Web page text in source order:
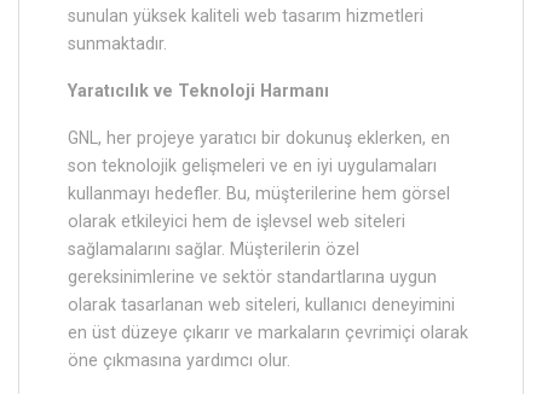
sunulan yüksek kaliteli web tasarım hizmetleri
sunmaktadır.
Yaratıcılık ve Teknoloji Harmanı
GNL, her projeye yaratıcı bir dokunuş eklerken, en
son teknolojik gelişmeleri ve en iyi uygulamaları
kullanmayı hedefler. Bu, müşterilerine hem görsel
olarak etkileyici hem de işlevsel web siteleri
sağlamalarını sağlar. Müşterilerin özel
gereksinimlerine ve sektör standartlarına uygun
olarak tasarlanan web siteleri, kullanıcı deneyimini
en üst düzeye çıkarır ve markaların çevrimiçi olarak
öne çıkmasına yardımcı olur.